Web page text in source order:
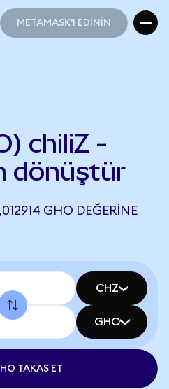
METAMASK'I EDİNİN
chiliZ -
dönüştür
GHO DEĞERINE
CHZ
GHO
TAKAS ET